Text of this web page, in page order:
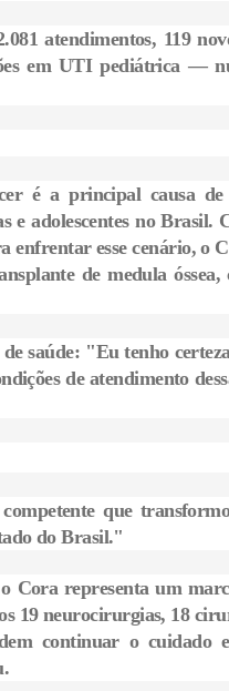
atendimentos, 119
em UTI pediátrica —
é a principal causa
e adolescentes no Brasil.
enfrentar esse cenário, o
de medula óssea,
saúde: "Eu tenho
de atendimento
que
do Brasil."
Cora representa um
19 neurocirurgias, 18
continuar o cuidado